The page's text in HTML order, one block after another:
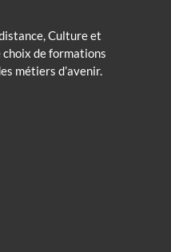
Culture et
choix de formations
métiers d’avenir.